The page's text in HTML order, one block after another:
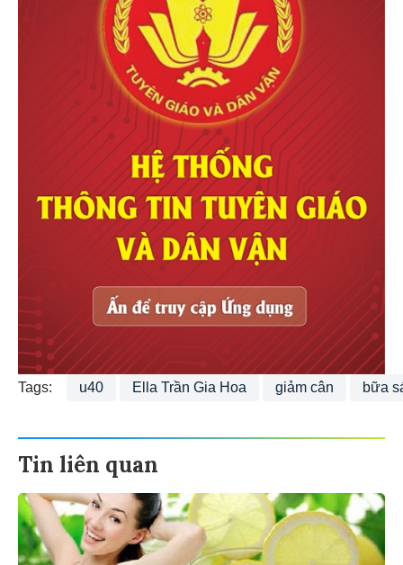
Tags: u40 Ella Trần Gia Hoa giảm cân bữa
Tin liên quan